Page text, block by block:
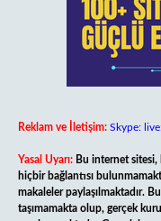
Reklam ve İletişim: Skype:
Yasal Uyarı: Bu internet sitesi,
hiçbir bağlantısı
makaleler paylaşılmaktadır.
taşımamakta olup, gerçek